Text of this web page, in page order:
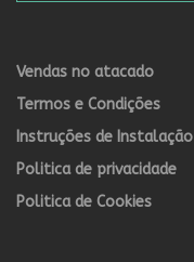
Vendas no atacado
Termos e Condições
Instruções de Instalação
Politica de privacidade
Politica de Cookies